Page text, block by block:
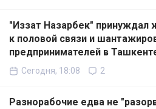
"Иззат Назарбек" принуждал
к половой связи и
предпринимателей в
Сегодня, 18:08 2
Разнорабочие едва не